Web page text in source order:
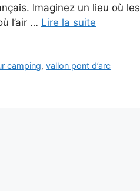
Imaginez un lieu où les
l’air … Lire la suite
camping,vallon pont d’arc